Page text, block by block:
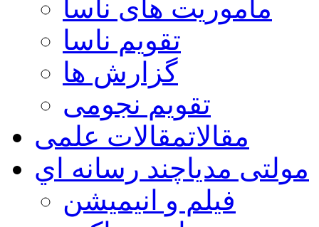
ماموریت های ناسا
تقویم ناسا
گزارش ها
تقویم نجومی
مقالاتمقالات علمی
مولتی مدیاچند رسانه اي
فیلم و انیمیشن